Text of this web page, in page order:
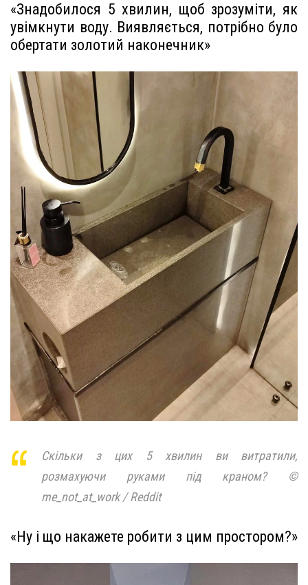
«Знадобилося 5 хвилин, щоб зрозуміти, як
увімкнути воду. Виявляється, потрібно було
обертати золотий наконечник»
Скільки з цих 5 хвилин ви витратили,
розмахуючи руками під краном? ©
me_not_at_work / Reddit
«Ну і що накажете робити з цим простором?»